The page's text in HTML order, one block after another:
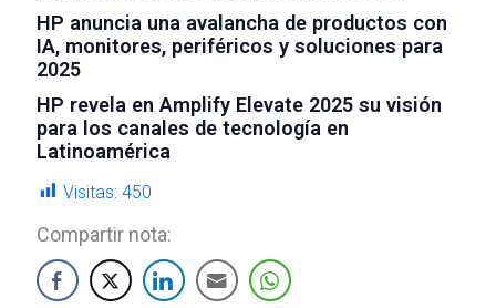
HP anuncia una avalancha de productos con
IA, monitores, periféricos y soluciones para
2025
HP revela en Amplify Elevate 2025 su visión
para los canales de tecnología en
Latinoamérica
Visitas: 450
Compartir nota: